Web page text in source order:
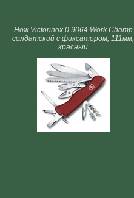
Нож Victorinox 0.9064 Work Champ
солдатский с фиксатором, 111мм,
красный